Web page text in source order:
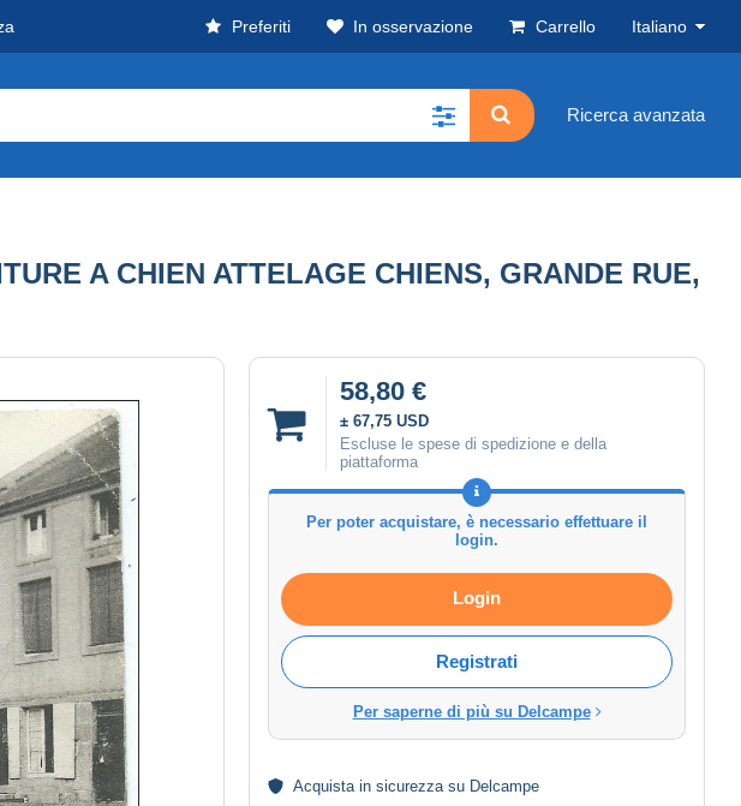
Preferiti In osservazione Carrello Italiano
Ricerca avanzata
A CHIEN ATTELAGE CHIENS, GRANDE RUE,
58,80 €
± 67,75 USD
Escluse le spese di spedizione e della
piattaforma
Per poter acquistare, è necessario effettuare il
login.
Login
Registrati
Per saperne di più su Delcampe
Acquista in sicurezza su Delcampe